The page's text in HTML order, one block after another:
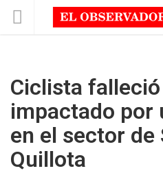
Ciclista
impactado por
en el sector de
Quillota